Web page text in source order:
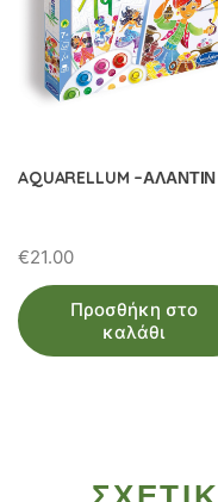
AQUARELLUM –ΑΛΑΝΤΙΝ
€21.00
Προσθήκη στο
καλάθι